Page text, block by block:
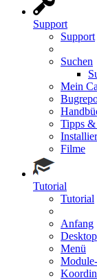
Support
Support
Suchen
Mein
Tipps
Filme
Tutorial
Tutorial
Anfang
Desktop
Menü